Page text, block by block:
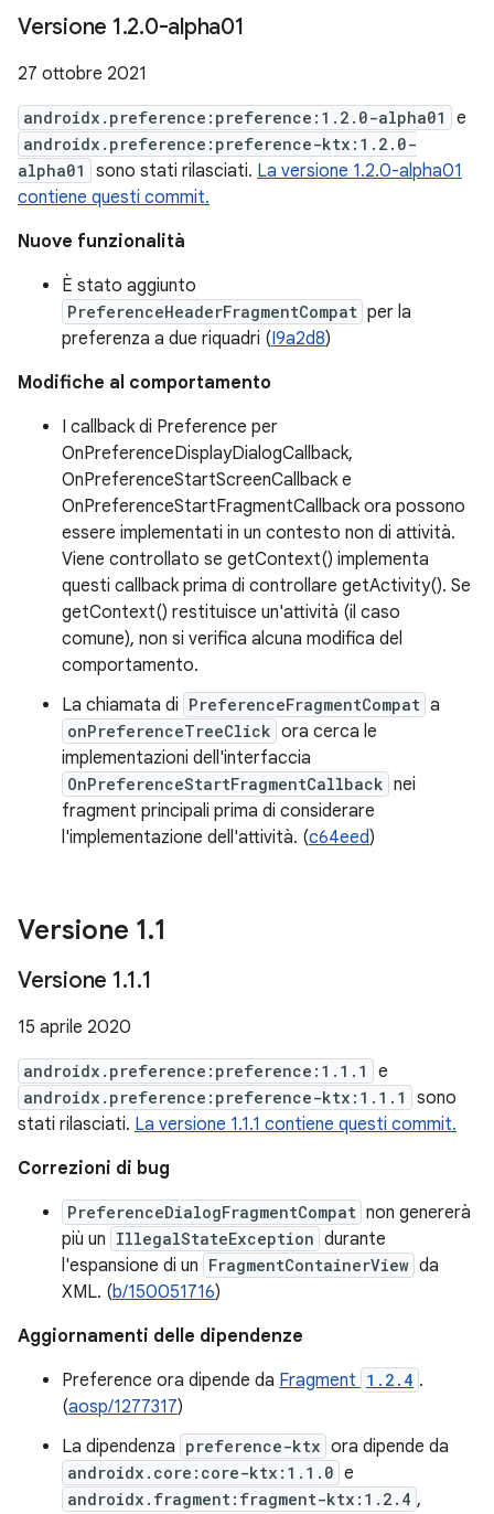
Versione 1.2.0-alpha01
27 ottobre 2021
androidx.preference:preference:1.2.0-alpha01 e
androidx.preference:preference-ktx:1.2.0-
alpha01
sono stati rilasciati. La versione 1.2.0-alpha01
contiene questi commit.
Nuove funzionalità
È stato aggiunto
PreferenceHeaderFragmentCompat per la
preferenza a due riquadri (I9a2d8)
Modifiche al comportamento
I callback di Preference per
OnPreferenceDisplayDialogCallback,
OnPreferenceStartScreenCallback e
OnPreferenceStartFragmentCallback ora possono
essere implementati in un contesto non di attività.
Viene controllato se getContext() implementa
questi callback prima di controllare getActivity(). Se
getContext() restituisce un'attività (il caso
comune), non si verifica alcuna modifica del
comportamento.
La chiamata di PreferenceFragmentCompat a
onPreferenceTreeClick ora cerca le
implementazioni dell'interfaccia
OnPreferenceStartFragmentCallback nei
fragment principali prima di considerare
l'implementazione dell'attività. (c64eed)
Versione 1.1
Versione 1.1.1
15 aprile 2020
androidx.preference:preference:1.1.1 e
androidx.preference:preference-ktx:1.1.1
sono
stati rilasciati. La versione 1.1.1 contiene questi commit.
Correzioni di bug
PreferenceDialogFragmentCompat non genererà
più un IllegalStateException durante
l'espansione di un FragmentContainerView da
XML. (b/150051716)
Aggiornamenti delle dipendenze
Preference ora dipende da Fragment 1.2.4 .
(aosp/1277317)
La dipendenza preference-ktx ora dipende da
androidx.core:core-ktx:1.1.0 e
androidx.fragment:fragment-ktx:1.2.4 ,